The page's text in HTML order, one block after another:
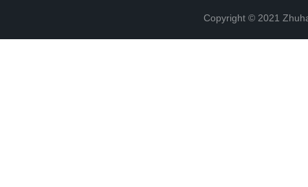
Copyright © 2021